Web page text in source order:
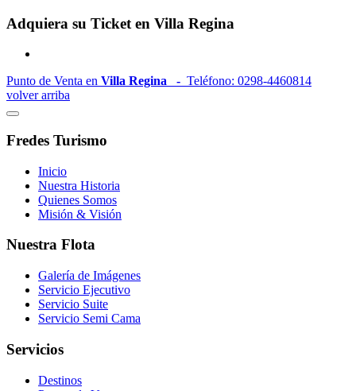
Adquiera su Ticket en Villa Regina
Punto de Venta en Villa Regina - Teléfono: 0298-4460814
volver arriba
Fredes Turismo
Inicio
Nuestra Historia
Quienes Somos
Misión & Visión
Nuestra Flota
Galería de Imágenes
Servicio Ejecutivo
Servicio Suite
Servicio Semi Cama
Servicios
Destinos